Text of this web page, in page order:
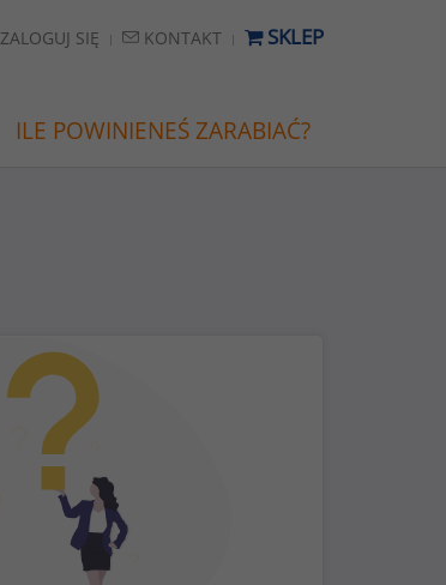
ZALOGUJ SIĘ KONTAKT SKLEP
ILE POWINIENEŚ ZARABIAĆ?